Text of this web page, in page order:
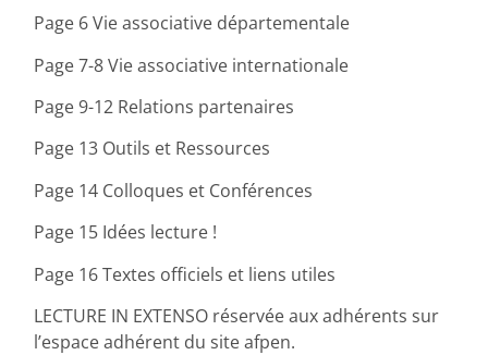
Page 6 Vie associative départementale
Page 7-8 Vie associative internationale
Page 9-12 Relations partenaires
Page 13 Outils et Ressources
Page 14 Colloques et Conférences
Page 15 Idées lecture !
Page 16 Textes officiels et liens utiles
LECTURE IN EXTENSO réservée aux adhérents sur
l’espace adhérent du site afpen.